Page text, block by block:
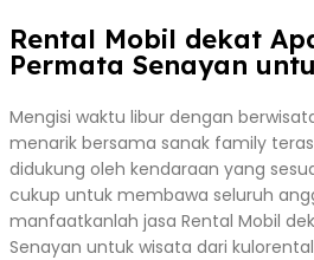
Rental Mobil dekat
Permata Senayan
Mengisi waktu libur dengan
menarik bersama sanak family
didukung oleh kendaraan yang
cukup untuk membawa seluruh
manfaatkanlah jasa Rental Mobil
Senayan untuk wisata dari